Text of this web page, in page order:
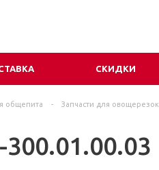
СКИДКИ
общепита - Запчасти для овощерезок